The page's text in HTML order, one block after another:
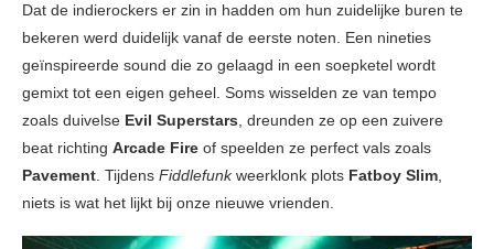
Dat de indierockers er zin in hadden om hun zuidelijke buren te
bekeren werd duidelijk vanaf de eerste noten. Een nineties
geïnspireerde sound die zo gelaagd in een soepketel wordt
gemixt tot een eigen geheel. Soms wisselden ze van tempo
zoals duivelse Evil Superstars, dreunden ze op een zuivere
beat richting Arcade Fire of speelden ze perfect vals zoals
Pavement. Tijdens Fiddlefunkweerklonk plots Fatboy Slim,
niets is wat het lijkt bij onze nieuwe vrienden.